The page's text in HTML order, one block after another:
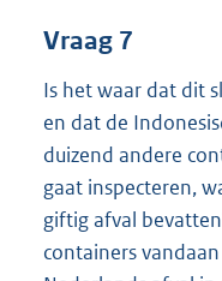
Vraag 7
Is het waar dat dit
en dat de
duizend andere
gaat inspecteren,
giftig afval
containers